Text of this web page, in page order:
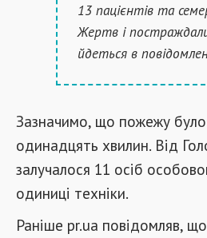
13 пацієнтів та
Жертв і
йдеться в
Зазначимо, що пожежу було
одинадцять хвилин. Від
залучалося 11 осіб
одиниці техніки.
Раніше pr.ua повідомляв, що